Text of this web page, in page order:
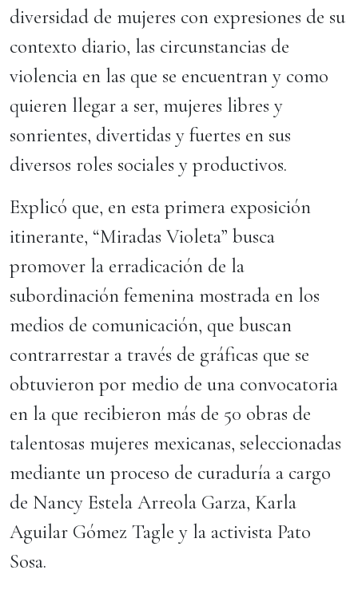
diversidad de mujeres con expresiones de su
contexto diario, las circunstancias de
violencia en las que se encuentran y como
quieren llegar a ser, mujeres libres y
sonrientes, divertidas y fuertes en sus
diversos roles sociales y productivos.
Explicó que, en esta primera exposición
itinerante, “Miradas Violeta” busca
promover la erradicación de la
subordinación femenina mostrada en los
medios de comunicación, que buscan
contrarrestar a través de gráficas que se
obtuvieron por medio de una convocatoria
en la que recibieron más de 50 obras de
talentosas mujeres mexicanas, seleccionadas
mediante un proceso de curaduría a cargo
de Nancy Estela Arreola Garza, Karla
Aguilar Gómez Tagle y la activista Pato
Sosa.